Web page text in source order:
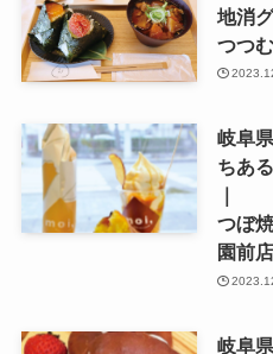
地消
つつむ
岐阜
ちあ
つぼ
園前店
岐阜